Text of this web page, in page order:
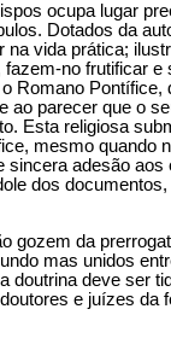
ocupa lugar
Dotados da
vida prática;
no frutificar
Romano
ao parecer que o
Esta religiosa
mesmo quando
adesão
dos
gozem da
mas unidos
doutrina deve ser
e juízes